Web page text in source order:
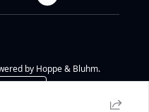
by Hoppe & Bluhm.